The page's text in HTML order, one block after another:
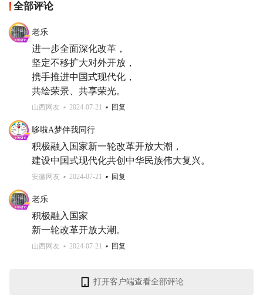
全部评论
老乐
进一步全面深化改革，
坚定不移扩大对外开放，
携手推进中国式现代化，
共绘荣景、共享荣光。
山西网友 2024-07-21 回复
哆啦A梦伴我同行
积极融入国家新一轮改革开放大潮，
建设中国式现代化共创中华民族伟大复兴。
安徽网友 2024-07-21 回复
老乐
积极融入国家
新一轮改革开放大潮。
山西网友 2024-07-21 回复
打开客户端查看全部评论